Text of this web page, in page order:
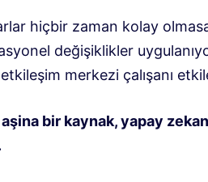
hiçbir zaman kolay
değişiklikler
merkezi çalışanı
bir kaynak, yapay